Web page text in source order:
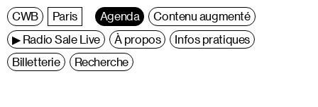
Centre
Wallonie
Bruxelles
Paris Agenda
Contenu augmenté
▶ Radio Sale Live
À propos
Infos pratiques
Billetterie
Recherche